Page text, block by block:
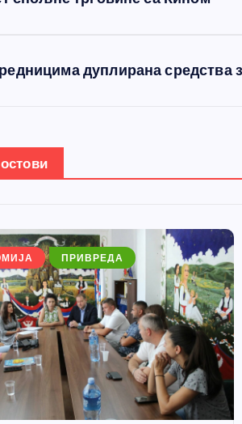
дуплирана средства
ПРИВРЕДА